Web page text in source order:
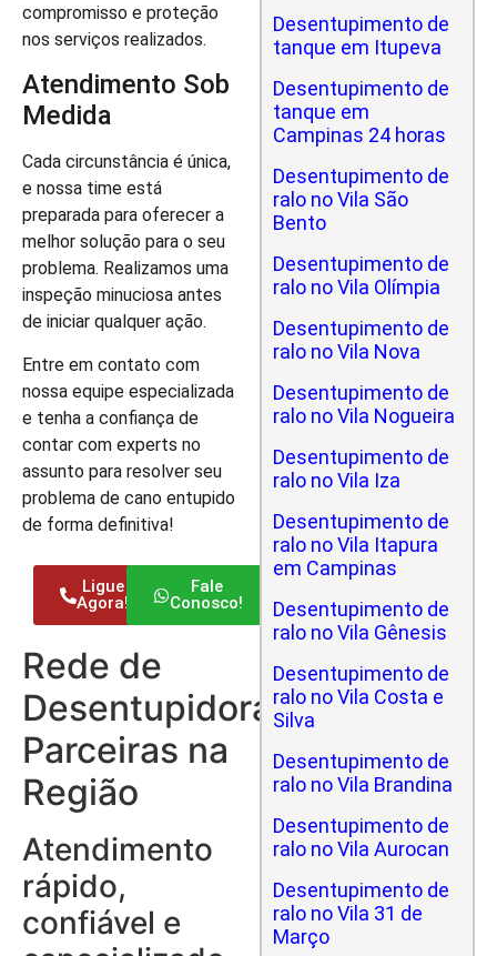
compromisso e proteção
nos serviços realizados.
Atendimento Sob
Medida
Cada circunstância é única,
e nossa time está
preparada para oferecer a
melhor solução para o seu
problema. Realizamos uma
inspeção minuciosa antes
de iniciar qualquer ação.
Entre em contato com
nossa equipe especializada
e tenha a confiança de
contar com experts no
assunto para resolver seu
problema de cano entupido
de forma definitiva!
Ligue
Agora!
Fale
Conosco!
Rede de
Desentupidoras
Parceiras na
Região
Atendimento
rápido,
confiável e
Desentupimento de
tanque em Itupeva
Desentupimento de
tanque em
Campinas 24 horas
Desentupimento de
ralo no Vila São
Bento
Desentupimento de
ralo no Vila Olímpia
Desentupimento de
ralo no Vila Nova
Desentupimento de
ralo no Vila Nogueira
Desentupimento de
ralo no Vila Iza
Desentupimento de
ralo no Vila Itapura
em Campinas
Desentupimento de
ralo no Vila Gênesis
Desentupimento de
ralo no Vila Costa e
Silva
Desentupimento de
ralo no Vila Brandina
Desentupimento de
ralo no Vila Aurocan
Desentupimento de
ralo no Vila 31 de
Março